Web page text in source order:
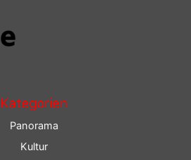
Kategorien
Panorama
Kultur